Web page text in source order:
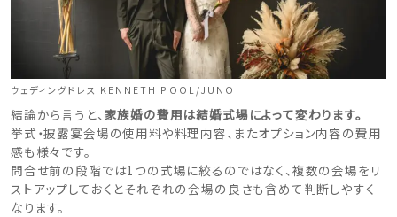
ウェディングドレス KENNETH POOL/JUNO
結論から言うと、 家族婚の費用は結婚式場によって変わります。
挙式・披露宴会場の使用料や料理内容、またオプション内容の費用
感も様々です。
問合せ前の段階では1つの式場に絞るのではなく、複数の会場をリ
ストアップしておくとそれぞれの会場の良さも含めて判断しやすく
なります。